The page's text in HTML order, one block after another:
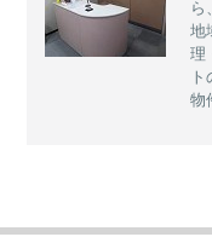
ら
地
理
物